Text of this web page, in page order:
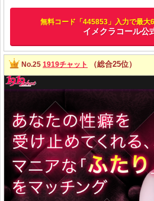
無料コード「445853」入力で最大
イメクラコール公
No.25 1919チャット （総合25位）